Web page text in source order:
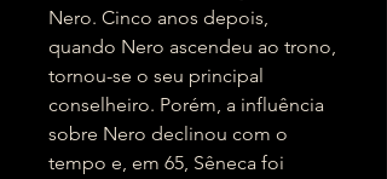
Nero. Cinco anos depois,
quando Nero ascendeu ao trono,
tornou-se o seu principal
conselheiro. Porém, a influência
sobre Nero declinou com o
tempo e, em 65, Sêneca foi